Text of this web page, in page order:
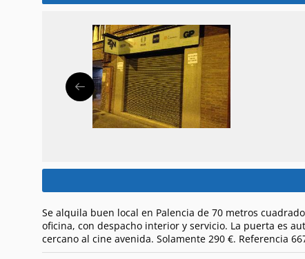
Se alquila buen local en Palencia de 70 metros
oficina, con despacho interior y servicio. La puerta es
cercano al cine avenida. Solamente 290 €. Referencia